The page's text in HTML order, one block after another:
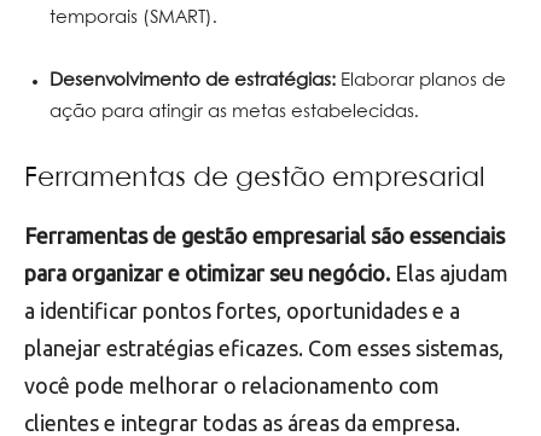
temporais (SMART).
Desenvolvimento de estratégias: Elaborar planos de
ação para atingir as metas estabelecidas.
Ferramentas de gestão empresarial
Ferramentas de gestão empresarial são essenciais
para organizar e otimizar seu negócio. Elas ajudam
a identificar pontos fortes, oportunidades e a
planejar estratégias eficazes. Com esses sistemas,
você pode melhorar o relacionamento com
clientes e integrar todas as áreas da empresa.